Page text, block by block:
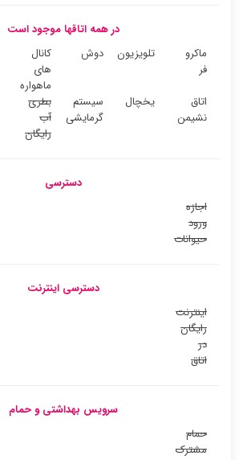
در همه اتاقها موجود است
ماکرو
فر
تلویزیون دوش
کانال
های
ماهواره
اتاق
نشیمن
یخچال
سیستم
گرمایشی
بطری
آب
رایگان
دسترسی
اجازه
ورود
حیوانات
دسترسی اینترنت
اینترنت
رایگان
در
اتاق
سرویس بهداشتی و حمام
حمام
مشترک